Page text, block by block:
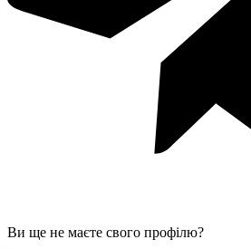
Ви ще не маєте свого профілю?